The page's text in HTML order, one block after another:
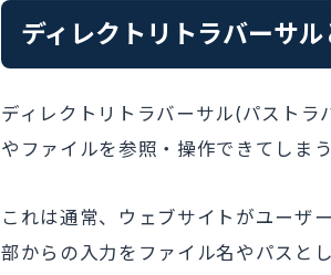
ディレクトリトラバーサル
ディレクトリトラバーサル(パストラ
やファイルを参照・操作できてしまう
これは通常、ウェブサイトがユーザ
部からの入力をファイル名やパスと